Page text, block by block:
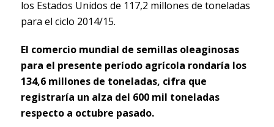
los Estados Unidos de 117,2 millones de toneladas
para el ciclo 2014/15.
El comercio mundial de semillas oleaginosas
para el presente período agrícola rondaría los
134,6 millones de toneladas, cifra que
registraría un alza del 600 mil toneladas
respecto a octubre pasado.